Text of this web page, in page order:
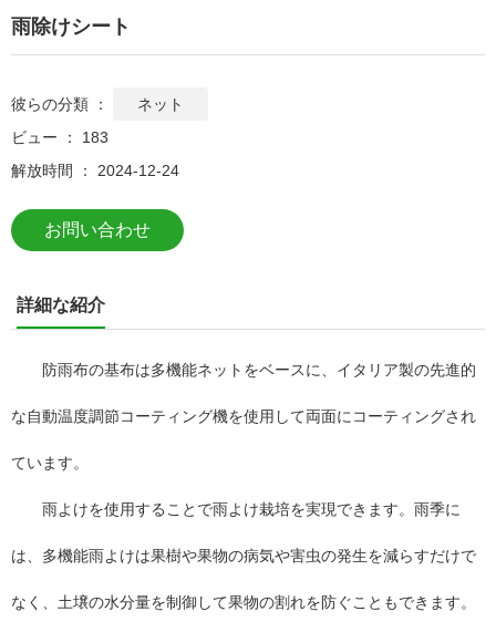
雨除けシート
彼らの分類 ：
ネット
ビュー ： 183
解放時間 ： 2024-12-24
お問い合わせ
詳細な紹介
防雨布の基布は多機能ネットをベースに、イタリア製の先進的
な自動温度調節コーティング機を使用して両面にコーティングされ
ています。
雨よけを使用することで雨よけ栽培を実現できます。雨季に
は、多機能雨よけは果樹や果物の病気や害虫の発生を減らすだけで
なく、土壌の水分量を制御して果物の割れを防ぐこともできます。